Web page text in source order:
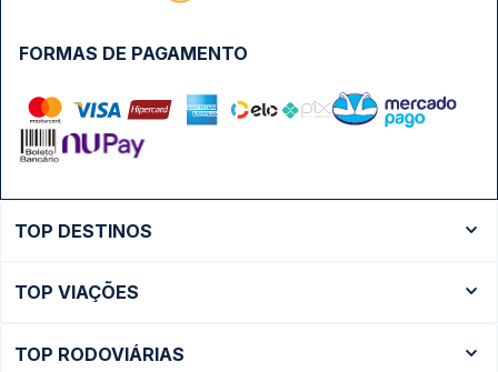
FORMAS DE PAGAMENTO
TOP DESTINOS
Ônibus São Paulo
TOP VIAÇÕES
TOP RODOVIÁRIAS